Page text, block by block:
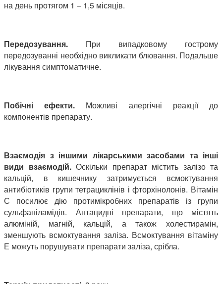
на день протягом 1 – 1,5 місяців.
Передозування. При випадковому гострому
передозуванні необхідно викликати блювання. Подальше
лікування симптоматичне.
Побічні ефекти. Можливі алергічні реакції до
компонентів препарату.
Взаємодія з іншими лікарськими засобами та інші
види взаємодій. Оскільки препарат містить залізо та
кальцій, в кишечнику затримується всмоктування
антибіотиків групи тетрациклінів і фторхінолонів. Вітамін
С посилює дію протимікробних препаратів із групи
сульфаніламідів. Антацидні препарати, що містять
алюміній, магній, кальцій, а також холестирамін,
зменшують всмоктування заліза. Всмоктування вітаміну
Е можуть порушувати препарати заліза, срібла.